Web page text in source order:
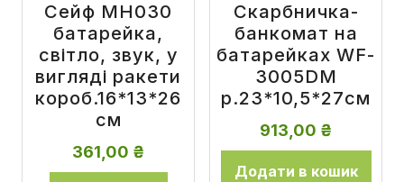
Сейф MH030
батарейка,
світло, звук, у
вигляді ракети
короб.16*13*26
см
361,00 ₴
Скарбничка-
банкомат на
батарейках WF-
3005DM
р.23*10,5*27см
913,00 ₴
Додати в кошик